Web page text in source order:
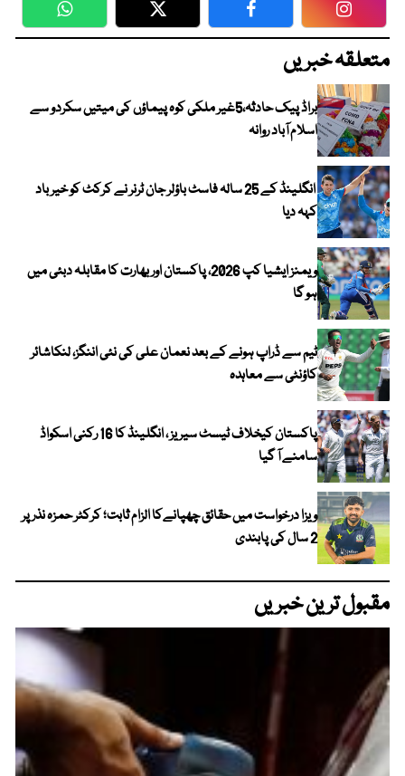
WhatsApp Twitter Facebook
متعلقہ خبریں
براڈ پیک حادثہ،5غیر ملکی کوہ پیماؤں کی میتیں سکردو سے
اسلام آباد روانہ
انگلینڈ کے 25 سالہ فاسٹ باؤلر جان ٹرنر نے کرکٹ کو خیر باد
کہہ دیا
ویمنز ایشیا کپ 2026، پاکستان اور بھارت کا مقابلہ دبئی میں
ہو گا
ٹیم سے ڈراپ ہونے کے بعد نعمان علی کی نئی اننگز، لنکاشائر
کاؤنٹی سے معاہدہ
پاکستان کیخلاف ٹیسٹ سیریز ، انگلینڈ کا 16 رکنی اسکواڈ
سامنے آ گیا
ویزا درخواست میں حقائق چھپانےکا الزام ثابت؛ کرکٹر حمزہ نذر پر
2 سال کی پابندی
مقبول ترین خبریں